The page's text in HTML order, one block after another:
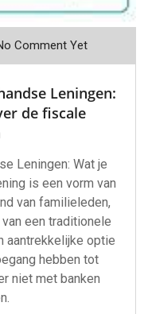
Comment Yet
Leningen:
de fiscale
Leningen: Wat je
is een vorm van
van familieleden,
een traditionele
aantrekkelijke optie
hebben tot
niet met banken